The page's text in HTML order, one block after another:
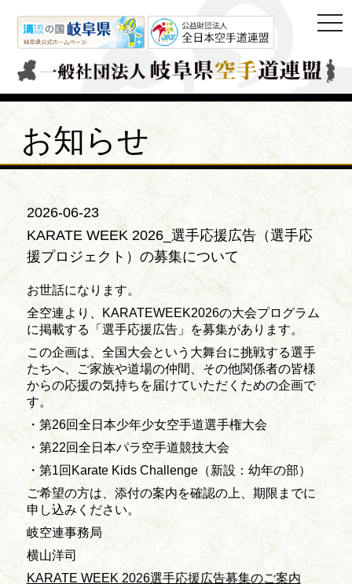
お知らせ
2026-06-23
KARATE WEEK 2026_選手応援広告（選手応
援プロジェクト）の募集について
お世話になります。
全空連より、KARATEWEEK2026の大会プログラム
に掲載する「選手応援広告」を募集があります。
この企画は、全国大会という大舞台に挑戦する選手
たちへ、ご家族や道場の仲間、その他関係者の皆様
からの応援の気持ちを届けていただくための企画で
す。
・第26回全日本少年少女空手道選手権大会
・第22回全日本パラ空手道競技大会
・第1回Karate Kids Challenge（新設：幼年の部）
ご希望の方は、添付の案内を確認の上、期限までに
申し込みください。
岐空連事務局
横山洋司
KARATE WEEK 2026選手応援広告募集のご案内